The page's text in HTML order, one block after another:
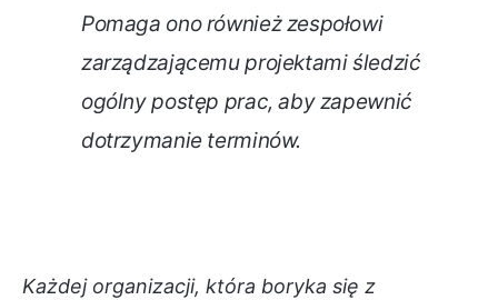
Pomaga ono również zespołowi
zarządzającemu projektami śledzić
ogólny postęp prac, aby zapewnić
dotrzymanie terminów.
Każdej organizacji, która boryka się z